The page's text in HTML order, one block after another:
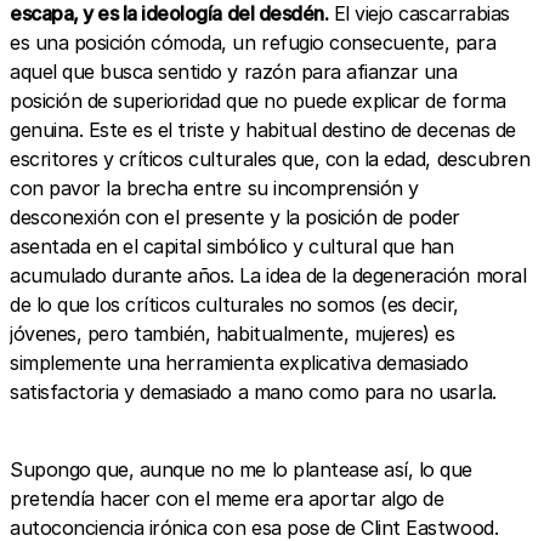
escapa, y es la ideología del desdén.El viejo cascarrabias
es una posición cómoda, un refugio consecuente, para
aquel que busca sentido y razón para afianzar una
posición de superioridad que no puede explicar de forma
genuina. Este es el triste y habitual destino de decenas de
escritores y críticos culturales que, con la edad, descubren
con pavor la brecha entre su incomprensión y
desconexión con el presente y la posición de poder
asentada en el capital simbólico y cultural que han
acumulado durante años. La idea de la degeneración moral
de lo que los críticos culturales no somos (es decir,
jóvenes, pero también, habitualmente, mujeres) es
simplemente una herramienta explicativa demasiado
satisfactoria y demasiado a mano como para no usarla.
Supongo que, aunque no me lo plantease así, lo que
pretendía hacer con el meme era aportar algo de
autoconciencia irónica con esa pose de Clint Eastwood.